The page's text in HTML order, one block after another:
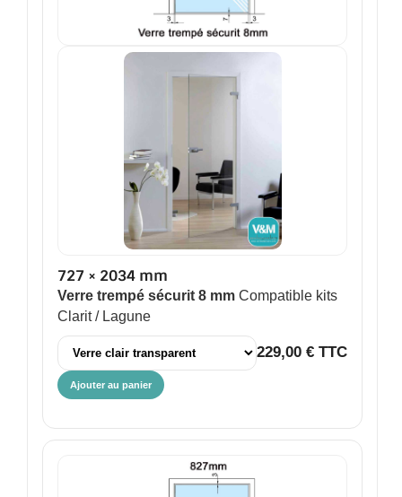
727 × 2034 mm
Verre trempé sécurit 8 mm Compatible kits
Clarit / Lagune
229,00 € TTC
Ajouter au panier